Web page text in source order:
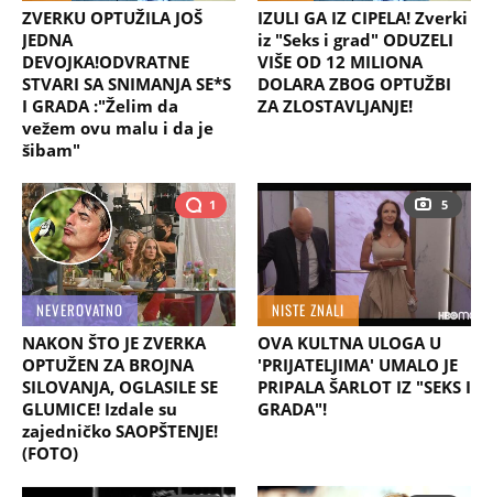
ZVERKU OPTUŽILA JOŠ
JEDNA
DEVOJKA!ODVRATNE
STVARI SA SNIMANJA SE*S
I GRADA :"Želim da
vežem ovu malu i da je
šibam"
IZULI GA IZ CIPELA! Zverki
iz "Seks i grad" ODUZELI
VIŠE OD 12 MILIONA
DOLARA ZBOG OPTUŽBI
ZA ZLOSTAVLJANJE!
1
NEVEROVATNO
NAKON ŠTO JE ZVERKA
OPTUŽEN ZA BROJNA
SILOVANJA, OGLASILE SE
GLUMICE! Izdale su
zajedničko SAOPŠTENJE!
(FOTO)
5
NISTE ZNALI
OVA KULTNA ULOGA U
'PRIJATELJIMA' UMALO JE
PRIPALA ŠARLOT IZ "SEKS I
GRADA"!